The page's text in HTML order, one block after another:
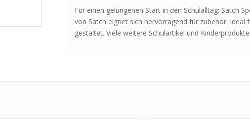
Für einen gelungenen Start in den Schulalltag: Satch
von Satch eignet sich hervorragend für zubehör.
gestaltet. Viele weitere Schulartikel und